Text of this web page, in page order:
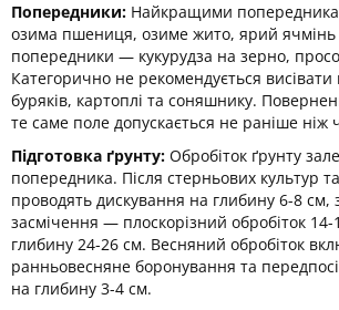
Попередники: Найкращими
озима пшениця, озиме жито, ярий ячмінь
попередники — кукурудза на зерно,
Категорично не рекомендується висівати
буряків, картоплі та соняшнику.
те саме поле допускається не раніше ніж
Підготовка ґрунту: Обробіток ґрунту
попередника. Після стерньових культур
проводять дискування на глибину 6-8 см,
засмічення — плоскорізний обробіток
глибину 24-26 см. Весняний обробіток
ранньовесняне боронування та
на глибину 3-4 см.